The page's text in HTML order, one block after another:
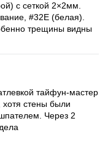
с сеткой 2×2мм.
#32Е (белая).
трещины видны
тайфун-мастер
стены были
Через 2